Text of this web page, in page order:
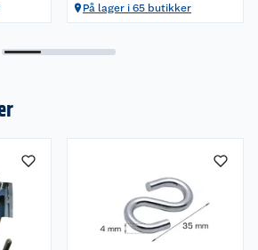
På lager i 65 butikker